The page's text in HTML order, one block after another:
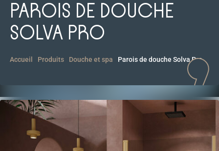
PAROIS DE DOUCHE
SOLVA PRO
Accueil Produits Douche et spa Parois de douche Solva Pro